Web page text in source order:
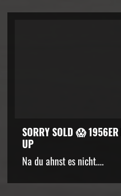
SORRY SOLD 😱
UP
Na du ahnst es nicht....